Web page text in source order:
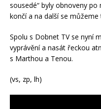
sousedé“ byly obnoveny po
končí a na další se
Spolu s Dobnet TV se nyní
vyprávění a nasát řeckou
s Marthou a Tenou.
(vs, zp, lh)